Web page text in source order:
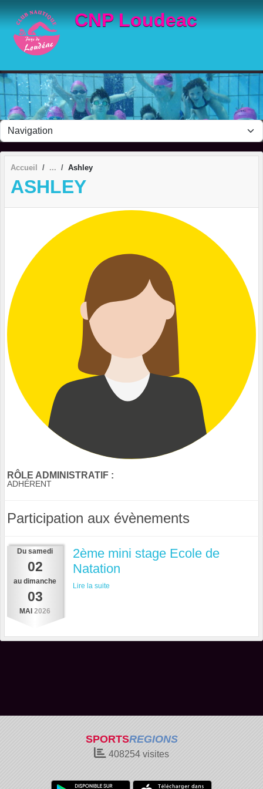
CNP Loudeac
Accueil Ashley
ASHLEY
RÔLE ADMINISTRATIF :
ADHÉRENT
Participation aux évènements
Du samedi
02
au dimanche
03
MAI 2026
2ème mini stage Ecole de
Natation
Lire la suite
SPORTSREGIONS
408254 visites